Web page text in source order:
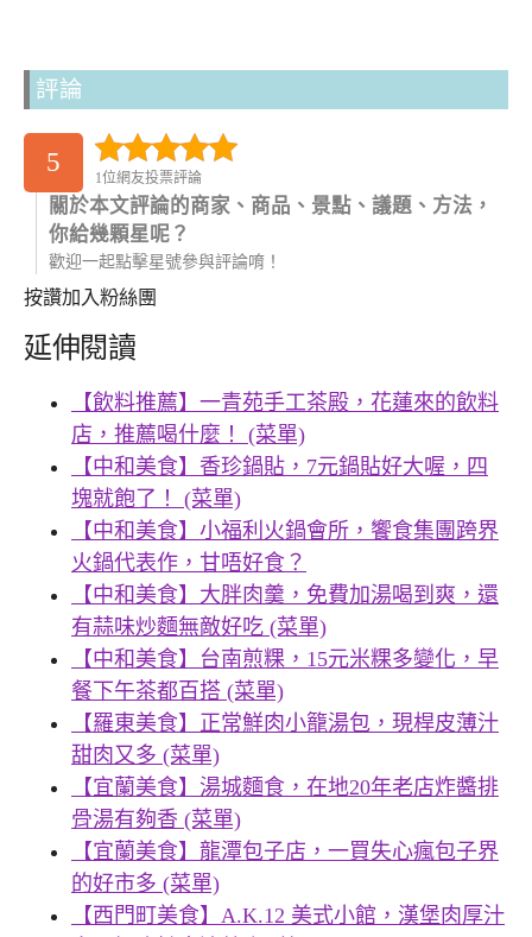
評論
5
1位網友投票評論
關於本文評論的商家、商品、景點、議題、方法，
你給幾顆星呢？
歡迎一起點擊星號參與評論唷！
按讚加入粉絲團
延伸閱讀
【飲料推薦】一青苑手工茶殿，花蓮來的飲料
店，推薦喝什麼！ (菜單)
【中和美食】香珍鍋貼，7元鍋貼好大喔，四
塊就飽了！ (菜單)
【中和美食】小福利火鍋會所，饗食集團跨界
火鍋代表作，甘唔好食？
【中和美食】大胖肉羹，免費加湯喝到爽，還
有蒜味炒麵無敵好吃 (菜單)
【中和美食】台南煎粿，15元米粿多變化，早
餐下午茶都百搭 (菜單)
【羅東美食】正常鮮肉小籠湯包，現桿皮薄汁
甜肉又多 (菜單)
【宜蘭美食】湯城麵食，在地20年老店炸醬排
骨湯有夠香 (菜單)
【宜蘭美食】龍潭包子店，一買失心瘋包子界
的好市多 (菜單)
【西門町美食】A.K.12 美式小館，漢堡肉厚汁